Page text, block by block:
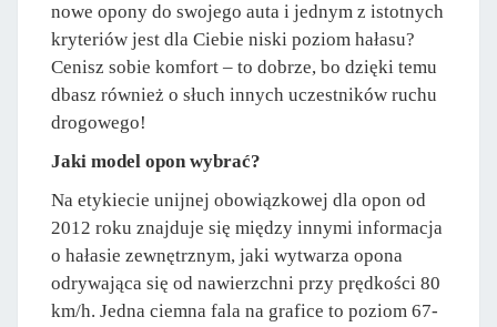
nowe opony do swojego auta i jednym z istotnych
kryteriów jest dla Ciebie niski poziom hałasu?
Cenisz sobie komfort – to dobrze, bo dzięki temu
dbasz również o słuch innych uczestników ruchu
drogowego!
Jaki model opon wybrać?
Na etykiecie unijnej obowiązkowej dla opon od
2012 roku znajduje się między innymi informacja
o hałasie zewnętrznym, jaki wytwarza opona
odrywająca się od nawierzchni przy prędkości 80
km/h. Jedna ciemna fala na grafice to poziom 67-